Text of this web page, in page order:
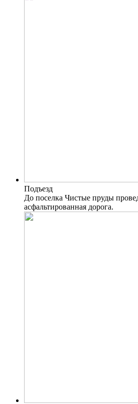
Подъезд
До поселка Чистые пруды
асфальтированная дорога.